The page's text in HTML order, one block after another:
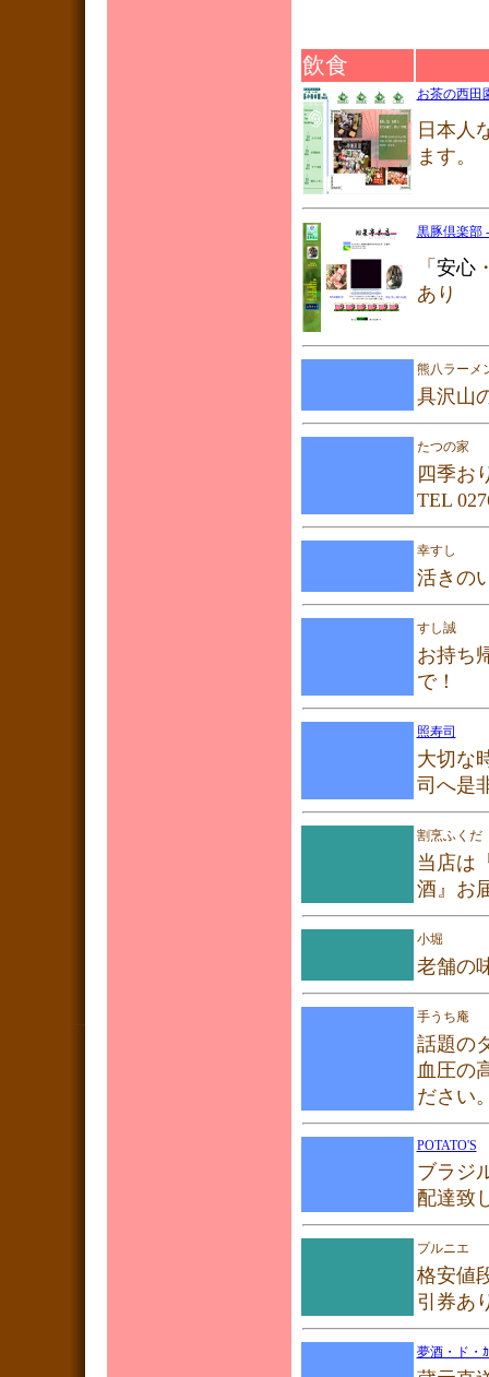
飲食
お茶の西田
日本人
ます。
黒豚倶楽部
「 安心
あり
熊八ラーメ
具沢山
たつの家
四季お
TEL
幸すし
活きの
すし誠
お持ち
で！
照寿司
大切な
司へ是
割烹ふくだ
当店は
酒』お
小堀
老舗の
手うち庵
話題の
血圧の
ださい
POTATO'S
ブラジ
配達致
プルニエ
格安値
引券あ
夢酒・ド・